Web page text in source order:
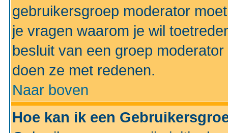
gebruikersgroep moderator
je vragen waarom je wil
besluit van een groep
doen ze met redenen.
Naar boven
Hoe kan ik een